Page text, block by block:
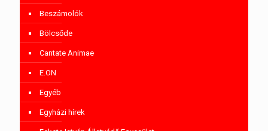
Beszámolók
Bölcsőde
Cantate Animae
E.ON
Egyéb
Egyházi hírek